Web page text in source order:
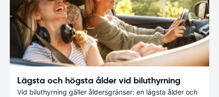
Lägsta och högsta ålder vid biluthyrning
Vid biluthyrning gäller åldersgränser: en lägsta ålder och